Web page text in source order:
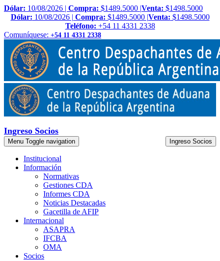
Dólar: 10/08/2026 | Compra: $1489.5000 |Venta: $1498.5000
Dólar: 10/08/2026 | Compra: $1489.5000 |Venta: $1498.5000
Teléfono: +54 11 4331 2338
Comuníquese: +54 11 4331 2338
Ingreso Socios
Menu Toggle navigation Ingreso Socios
Institucional
Información
Normativas
Gestiones CDA
Informes CDA
Noticias Destacadas
Gacetilla de AFIP
Internacional
ASAPRA
IFCBA
OMA
Socios